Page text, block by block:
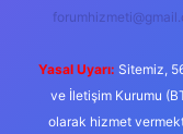
Yasal Uyarı: Sitemiz,
ve İletişim Kurumu
olarak hizmet